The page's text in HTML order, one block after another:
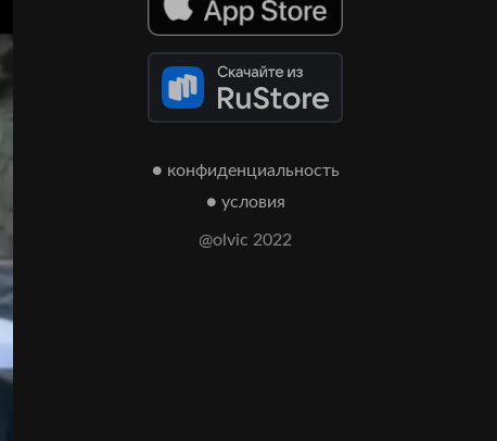
● конфиденциальность
● условия
@olvic 2022